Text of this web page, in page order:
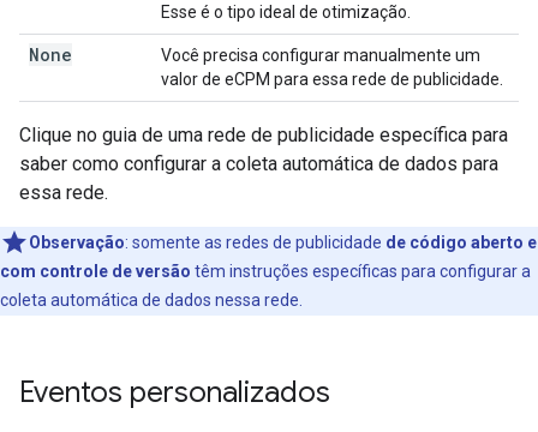
Esse é o tipo ideal de otimização.
None
Você precisa configurar manualmente um
valor de eCPM para essa rede de publicidade.
Clique no guia de uma rede de publicidade específica para
saber como configurar a coleta automática de dados para
essa rede.
Observação: somente as redes de publicidade de código aberto e
com controle de versão têm instruções específicas para configurar a
coleta automática de dados nessa rede.
Eventos personalizados